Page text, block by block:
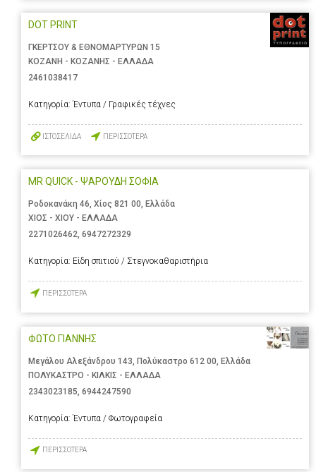
DOT PRINT
ΓΚΕΡΤΣΟΥ & ΕΘΝΟΜΑΡΤΥΡΩΝ 15
ΚΟΖΑΝΗ - ΚΟΖΑΝΗΣ - ΕΛΛΑΔΑ
2461038417
Κατηγορία: Έντυπα / Γραφικές τέχνες
ΙΣΤΟΣΕΛΙΔΑ ΠΕΡΙΣΣΟΤΕΡΑ
MR QUICK - ΨΑΡΟΥΔΗ ΣΟΦΙΑ
Ροδοκανάκη 46, Χίος 821 00, Ελλάδα
ΧΙΟΣ - ΧΙΟΥ - ΕΛΛΑΔΑ
2271026462, 6947272329
Κατηγορία: Είδη σπιτιού / Στεγνοκαθαριστήρια
ΠΕΡΙΣΣΟΤΕΡΑ
ΦΩΤΟ ΓΙΑΝΝΗΣ
Μεγάλου Αλεξάνδρου 143, Πολύκαστρο 612 00, Ελλάδα
ΠΟΛΥΚΑΣΤΡΟ - ΚΙΛΚΙΣ - ΕΛΛΑΔΑ
2343023185 6944247590
Κατηγορία: Έντυπα / Φωτογραφεία
ΠΕΡΙΣΣΟΤΕΡΑ